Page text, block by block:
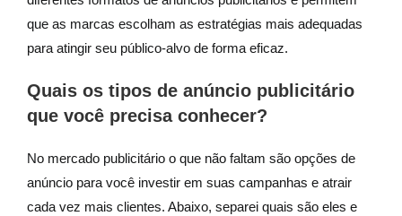
que as marcas escolham as estratégias mais adequadas
para atingir seu público-alvo de forma eficaz.
Quais os tipos de anúncio publicitário
que você precisa conhecer?
No mercado publicitário o que não faltam são opções de
anúncio para você investir em suas campanhas e atrair
cada vez mais clientes. Abaixo, separei quais são eles e